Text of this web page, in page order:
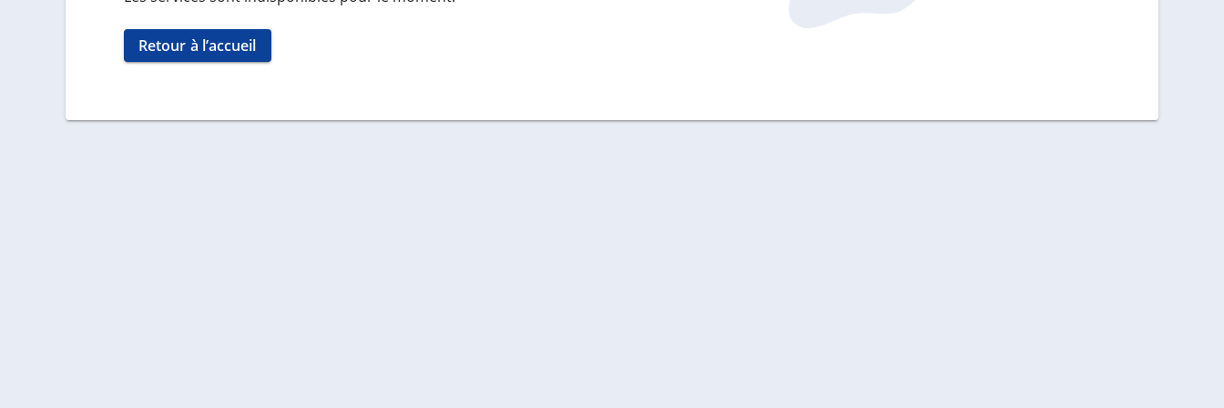
Retour à l’accueil